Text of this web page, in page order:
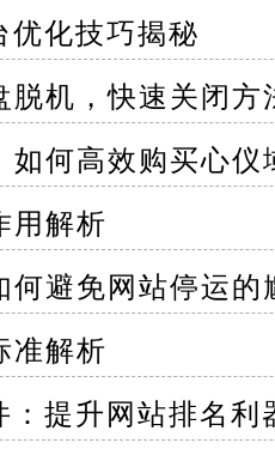
置错误的常见原因 服
下几点： 1.安全意识
机密码设置的重要性
器配置或维护过程中，
策略执行密码策略，或
效的密码管理制度或
发也可能存在安全隐患
优化技巧揭秘
脱机，快速关闭方
如何高效购买心仪
用解析
何避免网站停运的
准解析
：提升网站排名利